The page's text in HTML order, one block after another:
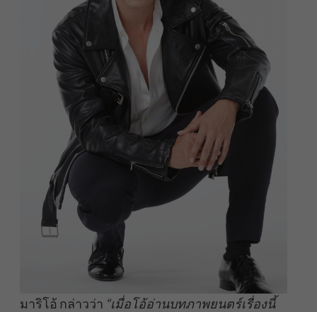
มาริโอ้ กล่าวว่า “เมื่อโอ้อ่านบทภาพยนตร์เรื่องนี้